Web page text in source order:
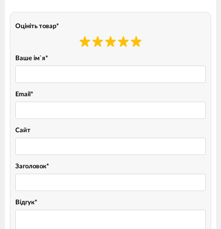
Оцініть товар*
Ваше ім`я*
Email *
Сайт
Заголовок*
Відгук*